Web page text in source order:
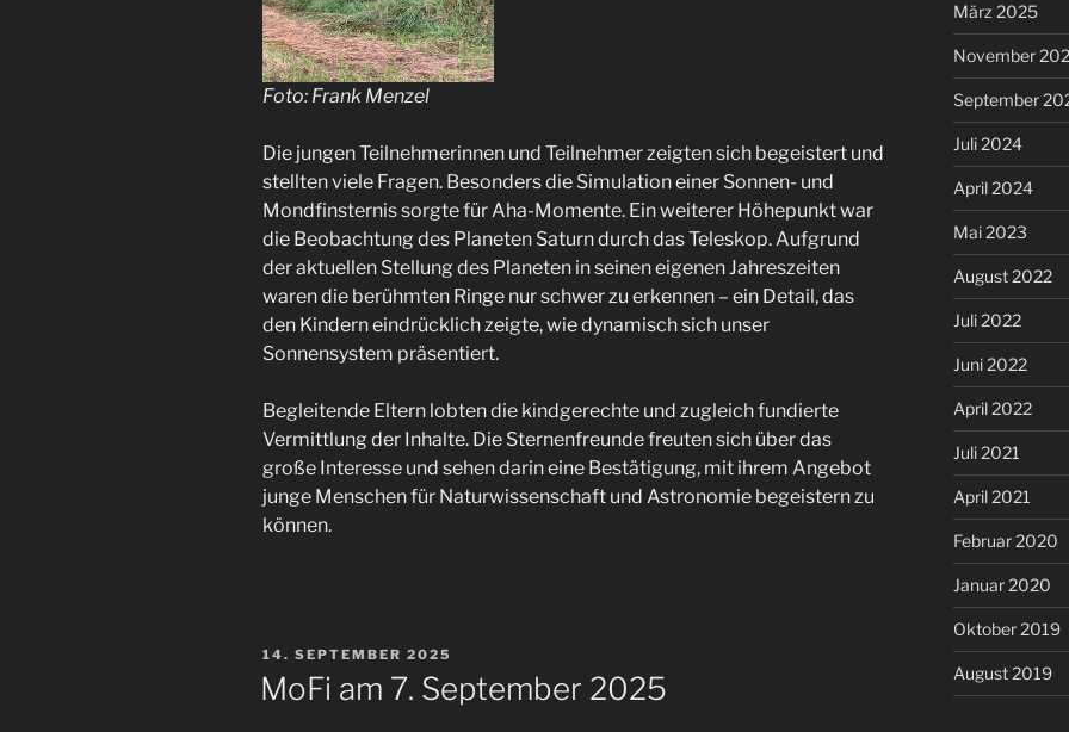
Foto: Frank Menzel
Die jungen Teilnehmerinnen und Teilnehmer zeigten sich begeistert und
stellten viele Fragen. Besonders die Simulation einer Sonnen- und
Mondfinsternis sorgte für Aha-Momente. Ein weiterer Höhepunkt war
die Beobachtung des Planeten Saturn durch das Teleskop. Aufgrund
der aktuellen Stellung des Planeten in seinen eigenen Jahreszeiten
waren die berühmten Ringe nur schwer zu erkennen – ein Detail, das
den Kindern eindrücklich zeigte, wie dynamisch sich unser
Sonnensystem präsentiert.
Begleitende Eltern lobten die kindgerechte und zugleich fundierte
Vermittlung der Inhalte. Die Sternenfreunde freuten sich über das
große Interesse und sehen darin eine Bestätigung, mit ihrem Angebot
junge Menschen für Naturwissenschaft und Astronomie begeistern zu
können.
VERÖFFENTLICHT
AM
14. SEPTEMBER 2025
MoFi am 7. September 2025
März 2025
November
September
Juli 2024
April 2024
Mai 2023
August 2022
Juli 2022
Juni 2022
April 2022
Juli 2021
April 2021
Februar 2020
Januar 2020
Oktober 2019
August 2019